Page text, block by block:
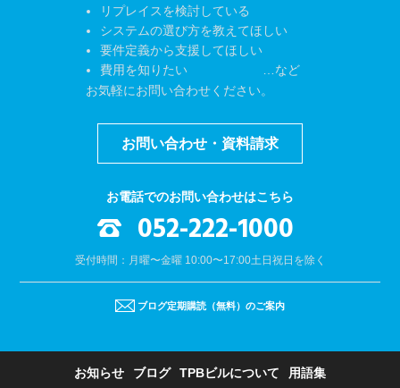
リプレイスを検討している
システムの選び方を教えてほしい
要件定義から支援してほしい
費用を知りたい …など
お気軽にお問い合わせください。
お問い合わせ・資料請求
お電話でのお問い合わせはこちら
052-222-1000
受付時間：月曜〜金曜 10:00〜17:00土日祝日を除く
ブログ定期購読（無料）のご案内
お知らせ ブログ TPBビルについて 用語集